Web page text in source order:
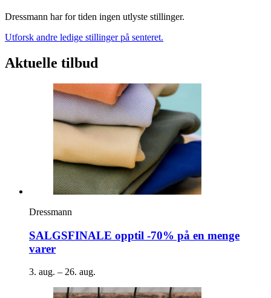
Dressmann har for tiden ingen utlyste stillinger.
Utforsk andre ledige stillinger på senteret.
Aktuelle tilbud
Dressmann
SALGSFINALE opptil -70% på en menge
varer
3. aug. – 26. aug.